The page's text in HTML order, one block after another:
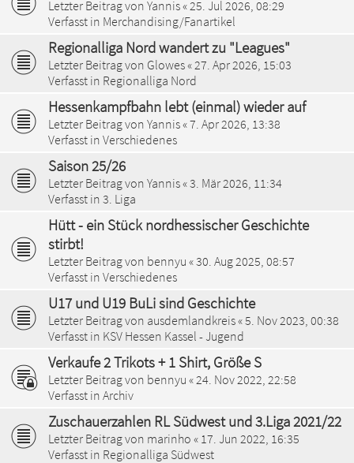
Letzter Beitrag von Yannis« 25. Jul 2026, 08:29
Verfasst in Merchandising/Fanartikel
Regionalliga Nord wandert zu "Leagues"
Letzter Beitrag von Glowes« 27. Apr 2026, 15:03
Verfasst in Regionalliga Nord
Hessenkampfbahn lebt (einmal) wieder auf
Letzter Beitrag von Yannis«7. Apr 2026, 13:38
Verfasst in Verschiedenes
Saison 25/26
Letzter Beitrag von Yannis«3. Mär 2026, 11:34
Verfasst in 3. Liga
Hütt - ein Stück nordhessischer Geschichte
stirbt!
Letzter Beitrag von bennyu «30. Aug 2025, 08:57
Verfasst in Verschiedenes
U17 und U19 BuLi sind Geschichte
Letzter Beitrag von ausdemlandkreis«5. Nov 2023, 00:38
Verfasst in KSV Hessen Kassel - Jugend
Verkaufe 2 Trikots + 1 Shirt, Größe S
Letzter Beitrag von bennyu « 24. Nov 2022, 22:58
Verfasst in Archiv
Zuschauerzahlen RL Südwest und 3.Liga 2021/22
Letzter Beitrag von marinho « 17. Jun 2022, 16:35
Verfasst in Regionalliga Südwest